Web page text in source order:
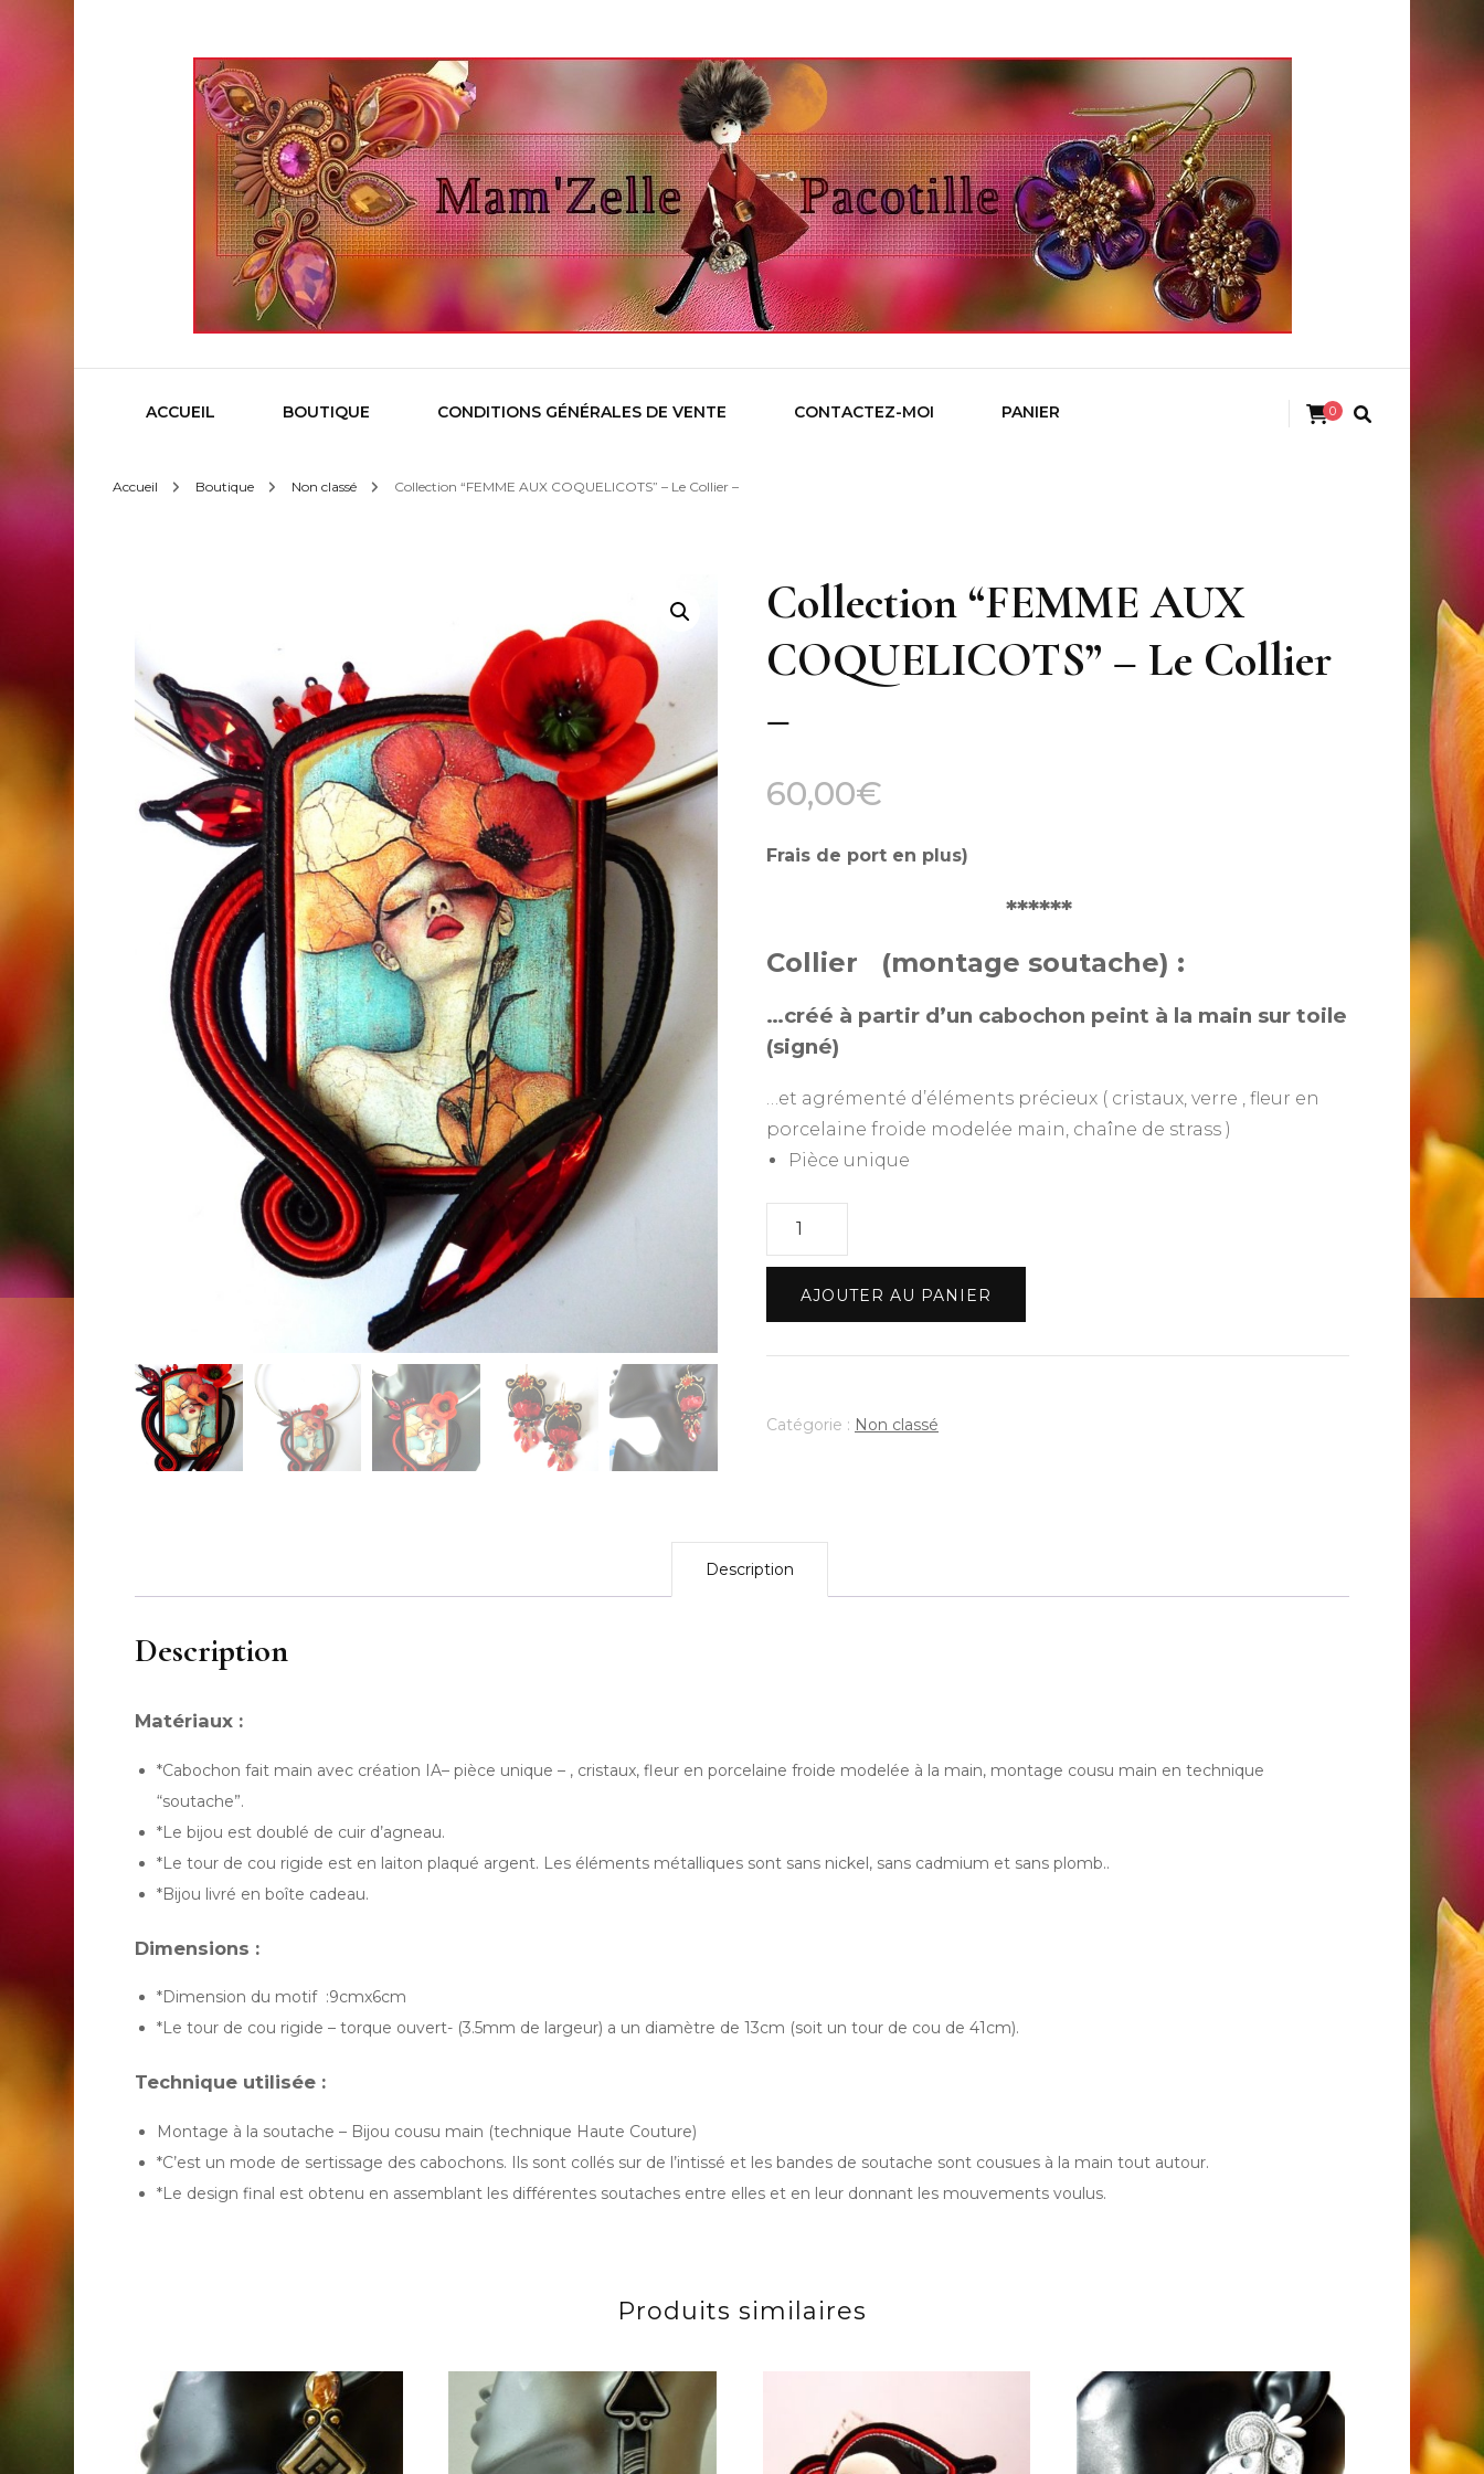
Mamzelle pacotille
ACCUEIL BOUTIQUE CONDITIONS GÉNÉRALES DE VENTE CONTACTEZ-MOI PANIER 0
Accueil Boutique Non classé Collection “FEMME AUX COQUELICOTS” – Le Collier –
Collection “FEMME AUX
COQUELICOTS” – Le Collier
–
60,00€
Frais de port en plus)
******
Collier (montage soutache) :
…créé à partir d’un cabochon peint à la main sur toile
(signé)
…et agrémenté d’éléments précieux ( cristaux, verre , fleur en
porcelaine froide modelée main, chaîne de strass )
Pièce unique
quantité
Le
AJOUTER AU PANIER
Catégorie : Non classé
Description
Description
Matériaux :
*Cabochon fait main avec création IA– pièce unique – , cristaux, fleur en porcelaine froide modelée à la main, montage cousu main en technique
“soutache”.
*Le bijou est doublé de cuir d’agneau.
*Le tour de cou rigide est en laiton plaqué argent. Les éléments métalliques sont sans nickel, sans cadmium et sans plomb..
*Bijou livré en boîte cadeau.
Dimensions :
*Dimension du motif :9cmx6cm
*Le tour de cou rigide – torque ouvert- (3.5mm de largeur) a un diamètre de 13cm (soit un tour de cou de 41cm).
Technique utilisée :
Montage à la soutache – Bijou cousu main (technique Haute Couture)
*C’est un mode de sertissage des cabochons. Ils sont collés sur de l’intissé et les bandes de soutache sont cousues à la main tout autour.
*Le design final est obtenu en assemblant les différentes soutaches entre elles et en leur donnant les mouvements voulus.
Produits similaires